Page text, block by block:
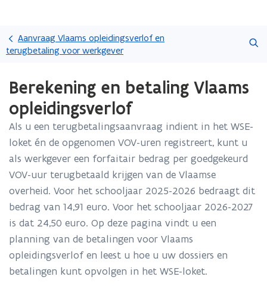
en
gaan
Aanvraag Vlaams opleidingsverlof en
terugbetaling voor werkgever
met
laden.
bevindt
zich
op:
Berekening
Vlaams
opleidingsverlof
Berekening en betaling Vlaams
opleidingsverlof
Als u een terugbetalingsaanvraag indient in het WSE-
loket én de opgenomen VOV-uren registreert, kunt u
als werkgever een forfaitair bedrag per goedgekeurd
VOV-uur terugbetaald krijgen van de Vlaamse
overheid. Voor het schooljaar 2025-2026 bedraagt dit
bedrag van 14,91 euro. Voor het schooljaar 2026-2027
is dat 24,50 euro. Op deze pagina vindt u een
planning van de betalingen voor Vlaams
opleidingsverlof en leest u hoe u uw dossiers en
betalingen kunt opvolgen in het WSE-loket.